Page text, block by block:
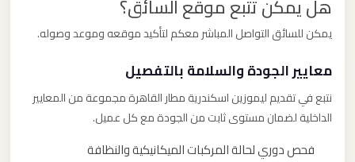
هل يمكن تتبع موقع السائق؟
يمكن للسائق التواصل المباشر معكم لتأكيد موقعه وموعد وصوله.
معايير الجودة والسلامة بالتفصيل
نتبع في تقديم ليموزين اسكندرية مطار القاهرة مجموعة من المعايير
الداخلية لضمان مستوى ثابت من الجودة مع كل عميل.
فحص دوري لحالة المركبات الميكانيكية والنظافة